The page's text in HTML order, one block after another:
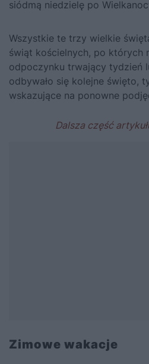
siódmą niedzielę po
Wszystkie te trzy wielkie
świąt kościelnych, po których
odpoczynku trwający tydzień
odbywało się kolejne święto,
wskazujące na ponowne
Zimowe wakacje